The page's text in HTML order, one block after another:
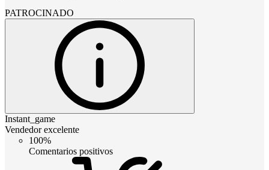
PATROCINADO
Instant_game
Vendedor excelente
100%
Comentarios positivos